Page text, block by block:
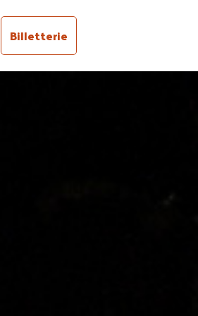
Billetterie